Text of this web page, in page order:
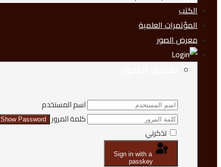
الكتب
المؤتمرات العلمية
معرض الصور
اسم المستخدم
كلمة المرور
Show Password
تذكرني
Sign in with a
passkey